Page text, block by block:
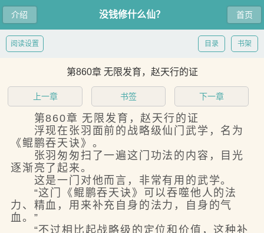
介绍 首页
没钱修什么仙？
书架
目录
阅读设置
第860章 无限发育，赵天行的证
上一章 书签 下一章
第860章 无限发育，赵天行的证
浮现在张羽面前的战略级仙门武学，名为
《鲲鹏吞天诀》。
张羽匆匆扫了一遍这门功法的内容，目光
逐渐亮了起来。
这是一门对他而言，非常有用的武学。
“这门《鲲鹏吞天诀》可以吞噬他人的法
力、精血，用来补充自身的法力，自身的气
血。”
“不过相比起战略级的定位和价值，这种补